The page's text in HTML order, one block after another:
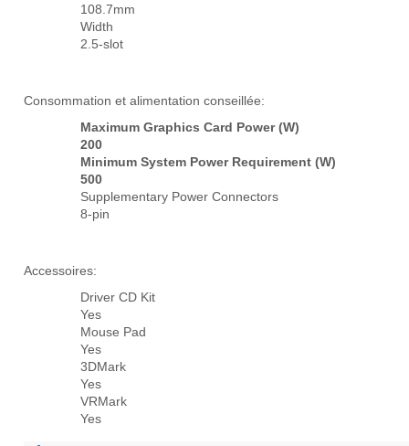
108.7mm
Width
2.5-slot
Consommation et alimentation conseillée:
Maximum Graphics Card Power (W)
200
Minimum System Power Requirement (W)
500
Supplementary Power Connectors
8-pin
Accessoires:
Driver CD Kit
Yes
Mouse Pad
Yes
3DMark
Yes
VRMark
Yes